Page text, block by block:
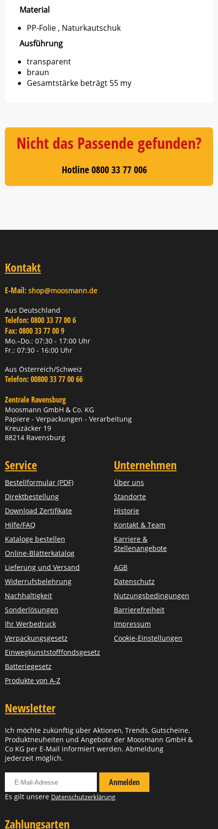
Material
PP-Folie , Naturkautschuk
Ausführung
transparent
braun
Gesamtstärke beträgt 55 my
Nicht das Passende gefunden?
Hotline 0800 33 77 006
Kontakt
E-Mail: shop@moosmann.de
Aus Deutschland
Telefon:0800 33 77 00 6
Fax:0800 33 77 00 9
Mo.–Do.: 07:30 - 17:00 Uhr
Fr.: 07:30 - 16:00 Uhr
Aus Österreich/Schweiz
Telefon:00800 33 77 00 66
Zentrale Ravensburg
Moosmann GmbH & Co. KG
Papiere - Verpackungen - Verarbeitung
Kreuzäcker 19
88214 Ravensburg
Service
Bestellformular (PDF)
Direktbestellung
Download Zertifikate
Hilfe/FAQ
Kataloge bestellen
Online-Blätterkatalog
Lieferung und Versand
Widerrufsbelehrung
Nachhaltigkeit
Sonderlösungen
Ihr Werbedruck
Verpackungsgesetz
Einwegkunststofffondsgesetz
Batteriegesetz
Produkte von A-Z
Unternehmen
Über uns
Standorte
Historie
Kontakt & Team
Karriere &
Stellenangebote
AGB
Datenschutz
Nutzungsbedingungen
Barrierefreiheit
Impressum
Cookie-Einstellungen
Newsletter
Ich möchte zukünftig über Aktionen, Trends, Gutscheine,
Produktneuheiten und Angebote der Moosmann GmbH &
Co KG per E-Mail informiert werden. Abmeldung
jederzeit möglich.
Anmelden
Es gilt unsere Datenschutzerklärung
Zahlungsarten